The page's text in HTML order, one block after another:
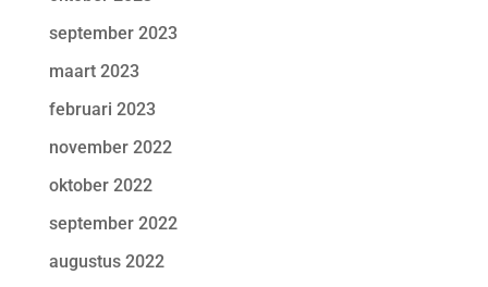
september 2023
maart 2023
februari 2023
november 2022
oktober 2022
september 2022
augustus 2022